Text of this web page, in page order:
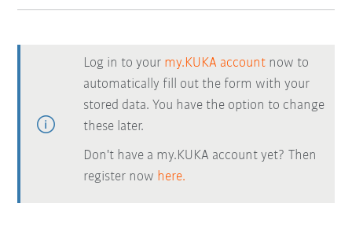
Log in to your my.KUKA account now to
automatically fill out the form with your
stored data. You have the option to change
these later.
Don't have a my.KUKA account yet? Then
register now here.